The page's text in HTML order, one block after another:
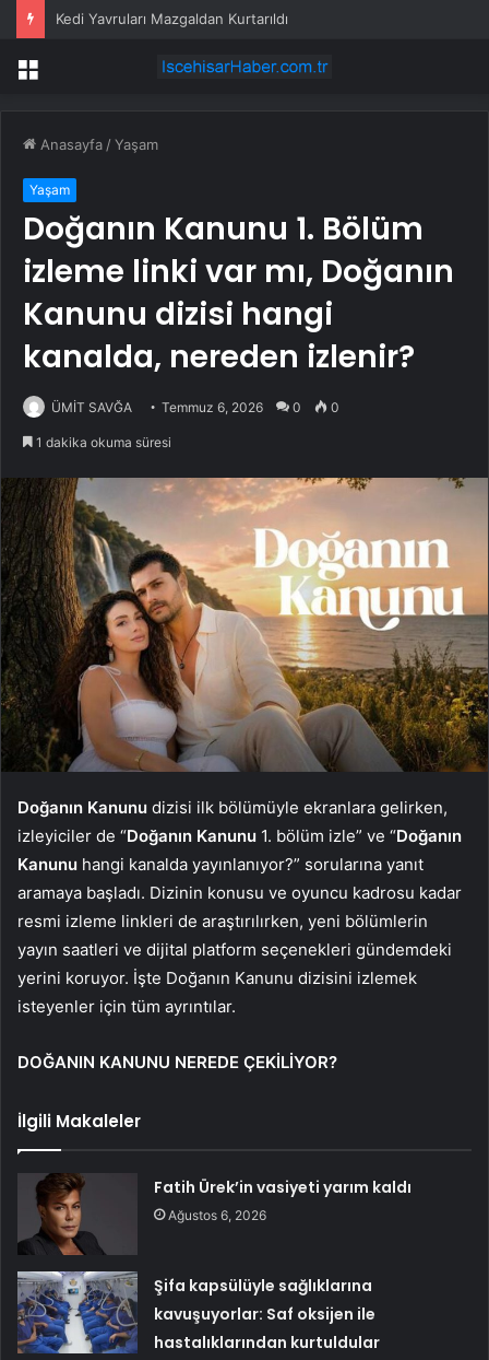
Kedi Yavruları Mazgaldan Kurtarıldı
Menü
Anasayfa /Yaşam
Yaşam
Doğanın Kanunu 1. Bölüm
izleme linki var mı, Doğanın
Kanunu dizisi hangi
kanalda, nereden izlenir?
ÜMİT SAVĞA Temmuz 6, 2026 0 0
1 dakika okuma süresi
Doğanın Kanunu dizisi ilk bölümüyle ekranlara gelirken,
izleyiciler de “Doğanın Kanunu 1. bölüm izle” ve “Doğanın
Kanunu hangi kanalda yayınlanıyor?” sorularına yanıt
aramaya başladı. Dizinin konusu ve oyuncu kadrosu kadar
resmi izleme linkleri de araştırılırken, yeni bölümlerin
yayın saatleri ve dijital platform seçenekleri gündemdeki
yerini koruyor. İşte Doğanın Kanunu dizisini izlemek
isteyenler için tüm ayrıntılar.
DOĞANIN KANUNU NEREDE ÇEKİLİYOR?
İlgili Makaleler
Fatih Ürek’in vasiyeti yarım kaldı
Ağustos 6, 2026
Şifa kapsülüyle sağlıklarına
kavuşuyorlar: Saf oksijen ile
hastalıklarından kurtuldular